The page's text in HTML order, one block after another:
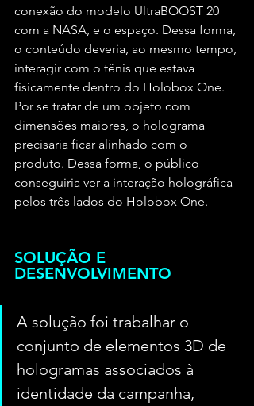
conexão do modelo UltraBOOST 20
com a NASA, e o espaço. Dessa forma,
o conteúdo deveria, ao mesmo tempo,
interagir com o tênis que estava
fisicamente dentro do Holobox One.
Por se tratar de um objeto com
dimensões maiores, o holograma
precisaria ficar alinhado com o
produto. Dessa forma, o público
conseguiria ver a interação holográfica
pelos três lados do Holobox One.
SOLUÇÃO E
DESENVOLVIMENTO
A solução foi trabalhar o
conjunto de elementos 3D de
hologramas associados à
identidade da campanha,